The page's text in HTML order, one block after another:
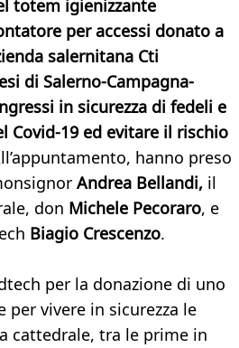
totem igienizzante
per accessi donato a
salernitana Cti
di Salerno-Campagna-
in sicurezza di fedeli e
Covid-19 ed evitare il rischio
hanno preso
Andrea Bellandi, il
don Michele Pecoraro, e
Biagio Crescenzo.
per la donazione di uno
per vivere in sicurezza le
cattedrale, tra le prime in